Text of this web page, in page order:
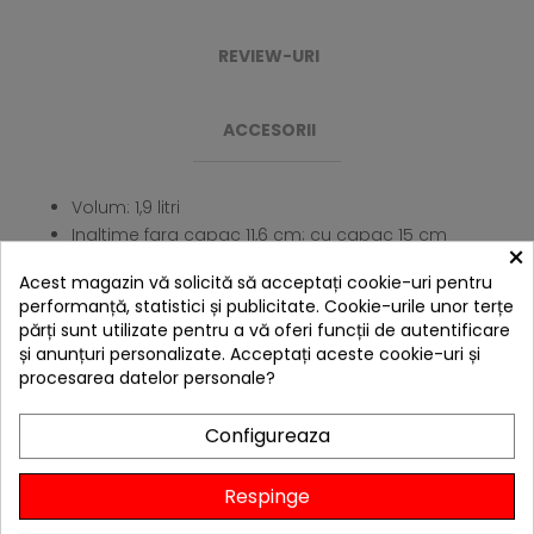
REVIEW-URI
ACCESORII
Volum: 1,9 litri
Inaltime fara capac 11,6 cm; cu capac 15 cm
Diametru exterior: 21,6 cm
Greutate: 2,5 kg
4 ALTE PRODUSE IN ACEEASI
CATEGORIE:
×
Acest magazin vă solicită să acceptați cookie-uri pentru
performanță, statistici și publicitate. Cookie-urile unor terțe
părți sunt utilizate pentru a vă oferi funcții de autentificare
și anunțuri personalizate. Acceptați aceste cookie-uri și
procesarea datelor personale?
Configureaza
Respinge